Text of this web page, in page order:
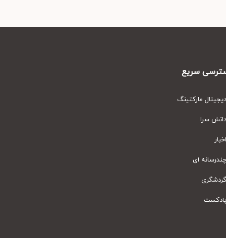
سریع
مارکتینگ
سرا
ای